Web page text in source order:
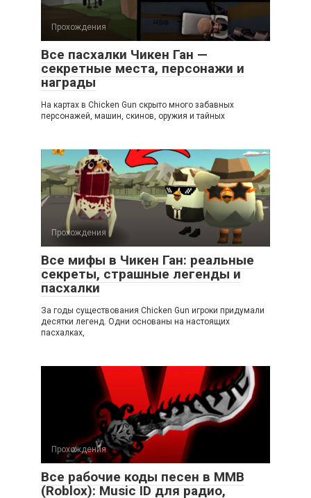
Прохождения
Все пасхалки Чикен Ган —
секретные места, персонажи и
награды
На картах в Chicken Gun скрыто много забавных
персонажей, машин, скинов, оружия и тайных
Прохождения
Все мифы в Чикен Ган: реальные
секреты, страшные легенды и
пасхалки
За годы существования Chicken Gun игроки придумали
десятки легенд. Одни основаны на настоящих
пасхалках,
Прохождения
Все рабочие коды песен в ММВ
(Roblox): Music ID для радио,